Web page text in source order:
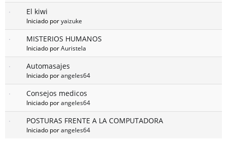
El kiwi
Iniciado poryaizuke
MISTERIOS HUMANOS
Iniciado porAuristela
Automasajes
Iniciado porangeles64
Consejos medicos
Iniciado porangeles64
POSTURAS FRENTE A LA COMPUTADORA
Iniciado porangeles64